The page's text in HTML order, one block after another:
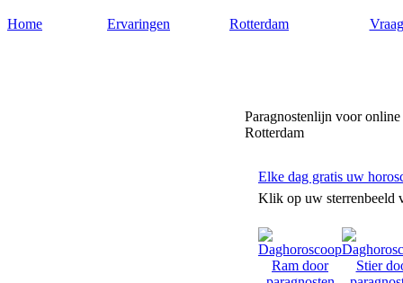
Home Ervaringen Rotterdam
Paragnostenlijn voor
Rotterdam
Elke dag gratis uw
Klik op uw sterrenbeeld